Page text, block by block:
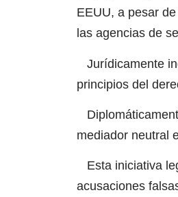
EEUU, a pesar
las agencias de
Jurídicamente
principios del
mediador neutral
Esta iniciativa
acusaciones